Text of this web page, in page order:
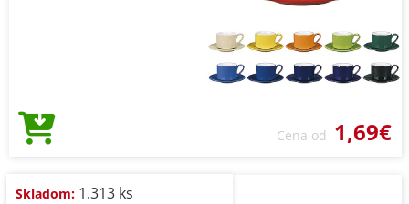
Cena od 1,69€
Skladom: 1.313 ks